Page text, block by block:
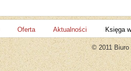
Oferta Aktualności Księga
© 2011 Biuro